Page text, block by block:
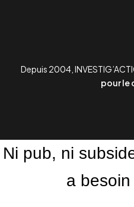
Depuis 2004,
pour le
Ni pub, ni
a